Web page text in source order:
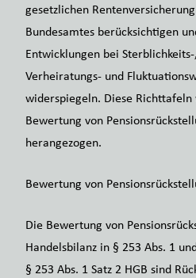
gesetzlichen
Bundesamtes berücksichtigen
Entwicklungen bei
Verheiratungs- und
widerspiegeln. Diese
Bewertung von
herangezogen.
Bewertung von
Die Bewertung von
Handelsbilanz in § 253 Abs. 1
§ 253 Abs. 1 Satz 2 HGB sind